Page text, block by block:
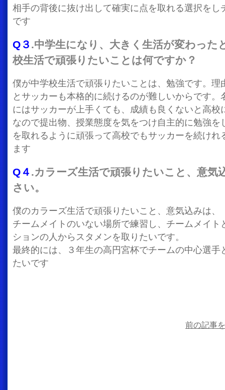
相手の背後に抜け出して確実に点を取れる選択をし
です
Q３ .中学生になり、大きく生活が変わった
校生活で頑張りたいことは何ですか？
僕が中学校生活で頑張りたいことは、勉強です。理
とサッカーも本格的に続けるのが難しいからです。
にはサッカーが上手くても、成績も良くないと高校
なので提出物、授業態度を気をつけ自主的に勉強を
を取れるように頑張って高校でもサッカーを続けれ
ます
Q４ .カラーズ生活で頑張りたいこと、意気
さい。
僕のカラーズ生活で頑張りたいこと、意気込みは、
チームメイトのいない場所で練習し、チームメイト
ションの人からスタメンを取りたいです。
最終的には、３年生の高円宮杯でチームの中心選手
たいです
前の記事